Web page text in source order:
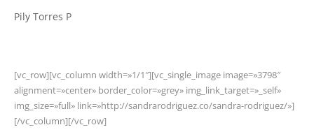
Pily Torres P
[vc_row][vc_column width=»1/1″][vc_single_image image=»3798″
alignment=»center» border_color=»grey» img_link_target=»_self»
img_size=»full» link=»http://sandrarodriguez.co/sandra-rodriguez/»]
[/vc_column][/vc_row]